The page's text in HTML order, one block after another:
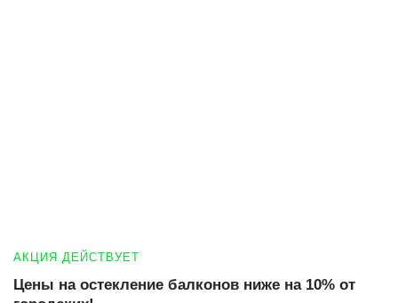
АКЦИЯ ДЕЙСТВУЕТ
Цены на остекление балконов ниже на 10% от